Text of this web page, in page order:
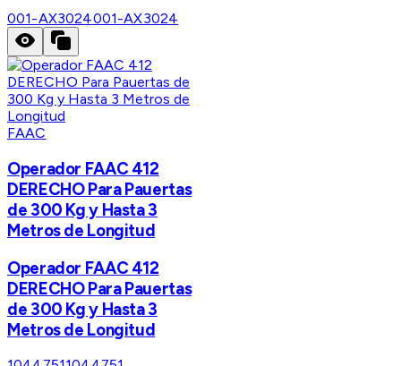
001-AX3024001-AX3024
FAAC
Operador FAAC 412
DERECHO Para Pauertas
de 300 Kg y Hasta 3
Metros de Longitud
Operador FAAC 412
DERECHO Para Pauertas
de 300 Kg y Hasta 3
Metros de Longitud